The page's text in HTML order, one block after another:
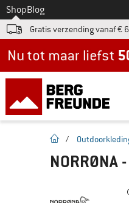
Naar
ShopBlog
Gratis verzending vanaf €
Startpagina
/
NORRØNA -